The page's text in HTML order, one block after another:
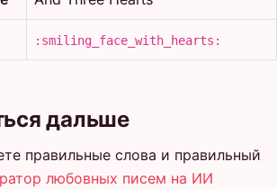
:smiling_face_with_hearts:
дальше
правильные слова и правильный
любовных писем на ИИ